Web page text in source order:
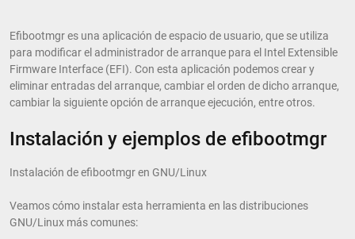
Efibootmgr es una aplicación de espacio de usuario, que se utiliza
para modificar el administrador de arranque para el Intel Extensible
Firmware Interface (EFI). Con esta aplicación podemos crear y
eliminar entradas del arranque, cambiar el orden de dicho arranque,
cambiar la siguiente opción de arranque ejecución, entre otros.
Instalación y ejemplos de efibootmgr
Instalación de efibootmgr en GNU/Linux
Veamos cómo instalar esta herramienta en las distribuciones
GNU/Linux más comunes: